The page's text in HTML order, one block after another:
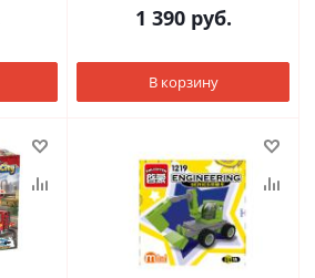
1 390руб.
В корзину